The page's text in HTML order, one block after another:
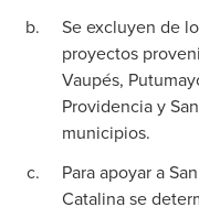
Se excluyen de
proyectos
Vaupés,
Providencia y
municipios.
Para apoyar a
Catalina se